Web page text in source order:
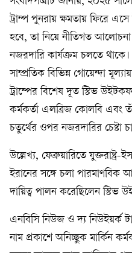
ট্রাম্প পুনরায় ক্ষমতায় ফিরে
হবে, তা নিয়ে নীতিগত
নজরদারি কার্যক্রম চলতে
সাম্প্রতিক বিভিন্ন গোয়েন্দা
ট্রাম্পের বিশেষ দূত স্টিভ উইটকফ,
কর্মকর্তা এলব্রিজ কোলবি এবং
চতুর্থের ওপর নজরদারির চেষ্টা
উল্লেখ্য, ফেব্রুয়ারিতে
ইরানের সঙ্গে চলা
দায়িত্ব পালন করেছিলেন স্টিভ
এনবিসি নিউজ ও দ্য নিউইয়র্ক
নাম প্রকাশে অনিচ্ছুক মার্কিন